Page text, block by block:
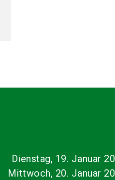
Dienstag, 19. Januar
Mittwoch, 20. Januar